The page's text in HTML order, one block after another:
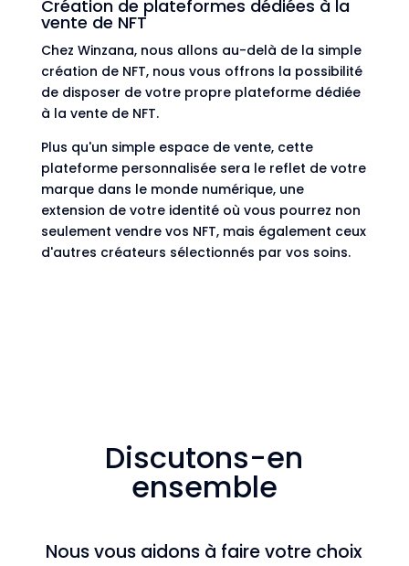
Création de plateformes dédiées à la
vente de NFT
Chez Winzana, nous allons au-delà de la simple
création de NFT, nous vous offrons la possibilité
de disposer de votre propre plateforme dédiée
à la vente de NFT.
Plus qu'un simple espace de vente, cette
plateforme personnalisée sera le reflet de votre
marque dans le monde numérique, une
extension de votre identité où vous pourrez non
seulement vendre vos NFT, mais également ceux
d'autres créateurs sélectionnés par vos soins.
Discutons-en
ensemble
Nous vous aidons à faire votre choix